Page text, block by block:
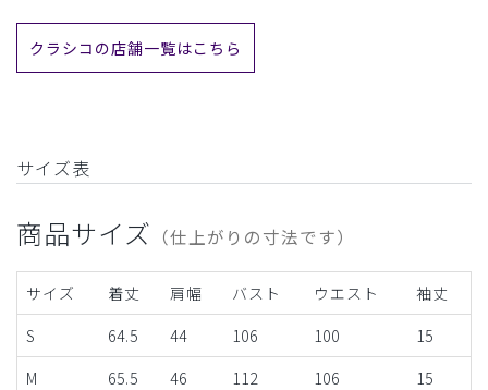
クラシコの店舗一覧はこちら
サイズ表
商品サイズ （仕上がりの寸法です）
サイズ 着丈 肩幅 バスト ウエスト
袖丈
S
64.5 44 106 100
15
M
65.5 46 112 106
15